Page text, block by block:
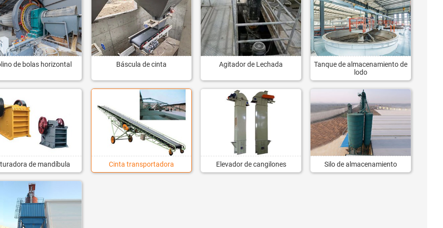
de bolas horizontal Báscula de cinta Agitador de Lechada
Tanque de almacenamiento de
lodo
de mandíbula Cinta transportadora Elevador de cangilones Silo de almacenamiento